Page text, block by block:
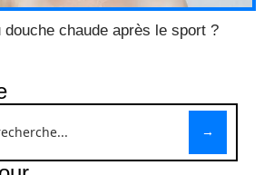
douche chaude après le sport ?